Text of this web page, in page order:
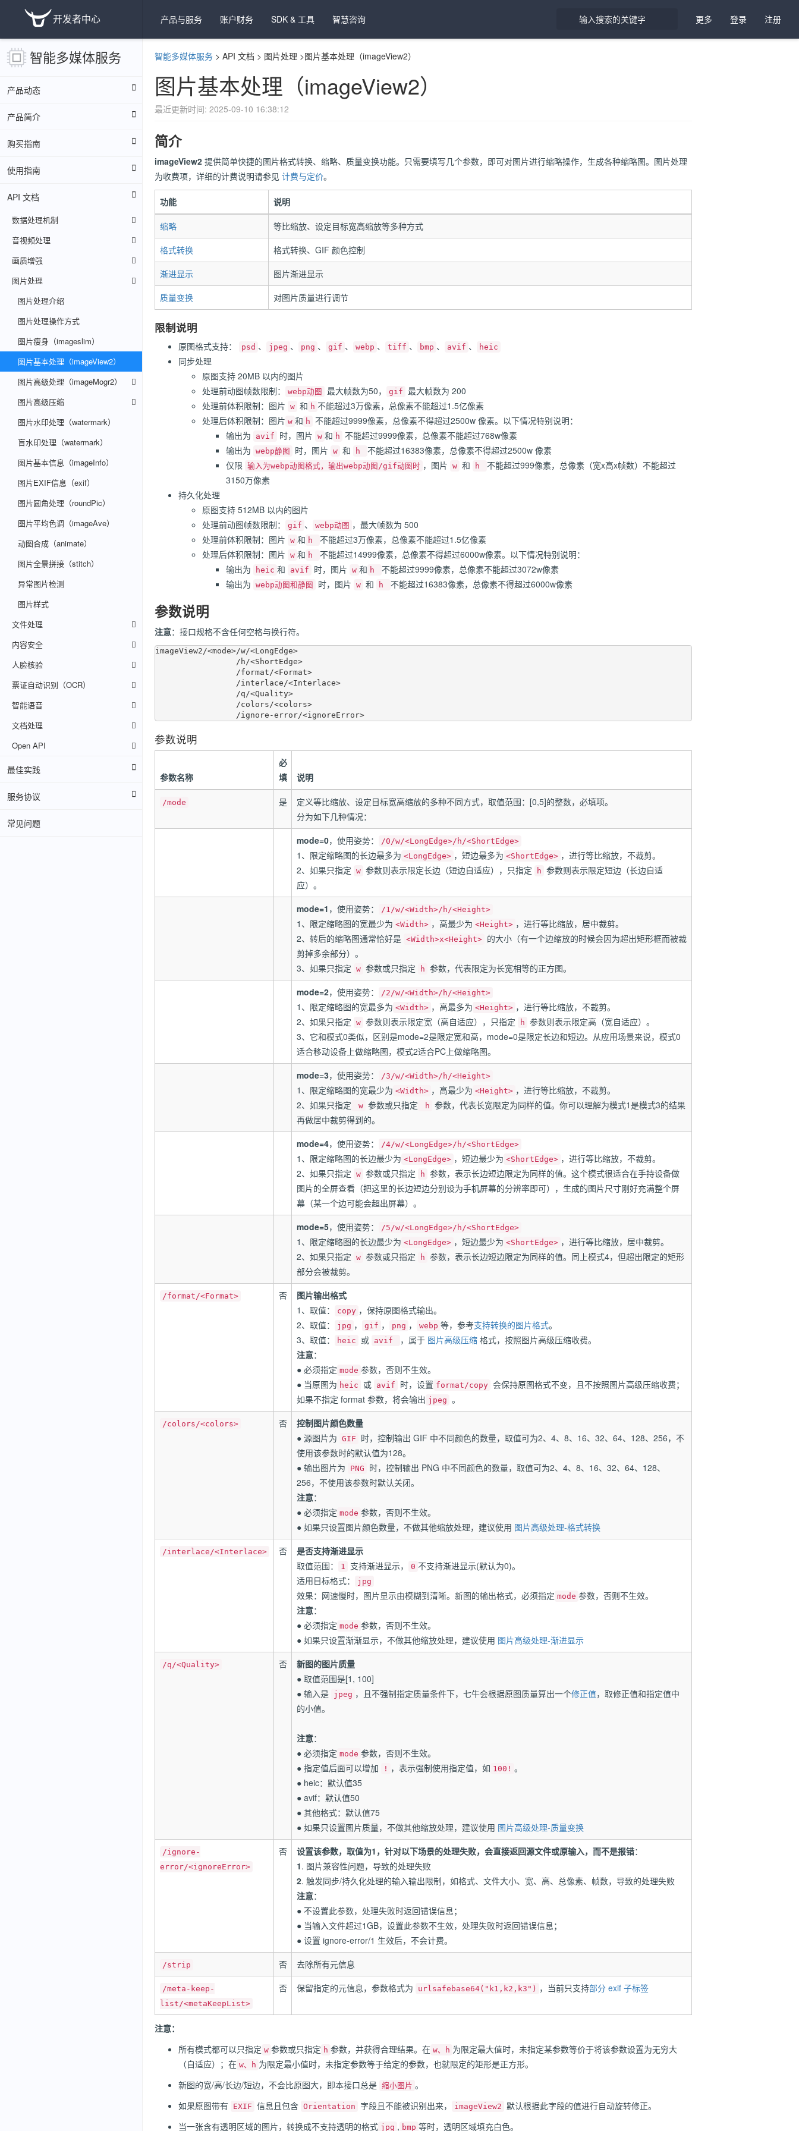
开发者中心 产品与服务 账户财务 SDK & 工具 智慧咨询 更多 登录 注册
智能多媒体服务
产品动态
产品简介
购买指南
使用指南
API 文档
数据处理机制
音视频处理
画质增强
图片处理
图片处理介绍
图片处理操作方式
图片瘦身（imageslim）
图片基本处理（imageView2）
图片高级处理（imageMogr2）
图片高级压缩
图片水印处理（watermark）
盲水印处理（watermark）
图片基本信息（imageInfo）
图片EXIF信息（exif）
图片圆角处理（roundPic）
图片平均色调（imageAve）
动图合成（animate）
图片全景拼接（stitch）
异常图片检测
图片样式
文件处理
内容安全
人脸核验
票证自动识别（OCR）
智能语音
文档处理
Open API
最佳实践
服务协议
常见问题
智能多媒体服务 > API 文档 > 图片处理 >图片基本处理（imageView2）
图片基本处理（imageView2）
最近更新时间: 2025-09-10 16:38:12
简介
imageView2 提供简单快捷的图片格式转换、缩略、质量变换功能。只需要填写几个参数，即可对图片进行缩略操作，生成各种缩略图。图片处理
为收费项，详细的计费说明请参见 计费与定价。
功能 说明
缩略
等比缩放、设定目标宽高缩放等多种方式
格式转换
格式转换、GIF 颜色控制
渐进显示
图片渐进显示
质量变换
对图片质量进行调节
限制说明
原图格式支持： psd 、 jpeg 、 png 、 gif 、 webp 、 tiff 、 bmp 、 avif 、 heic
同步处理
原图支持 20MB 以内的图片
处理前动图帧数限制：
webp动图 最大帧数为50， gif 最大帧数为 200
处理前体积限制：图片 w 和 h 不能超过3万像素，总像素不能超过1.5亿像素
处理后体积限制：图片 w 和 h 不能超过9999像素，总像素不得超过2500w 像素。以下情况特别说明：
输出为
avif 时，图片 w 和 h 不能超过9999像素，总像素不能超过768w像素
输出为 webp静图 时，图片 w 和 h
不能超过16383像素，总像素不得超过2500w 像素
仅限 输入为webp动图格式，输出webp动图/gif动图时 ，图片 w 和 h
不能超过999像素，总像素（宽x高x帧数）不能超过
3150万像素
持久化处理
原图支持 512MB 以内的图片
处理前动图帧数限制：
gif 、 webp动图 ，最大帧数为 500
处理前体积限制：图片 w 和 h
不能超过3万像素，总像素不能超过1.5亿像素
处理后体积限制：图片 w 和 h
不能超过14999像素，总像素不得超过6000w像素。以下情况特别说明：
输出为
heic 和 avif 时，图片 w 和 h
不能超过9999像素，总像素不能超过3072w像素
输出为 webp动图和静图 时，图片 w 和 h 不能超过16383像素，总像素不得超过6000w像素
参数说明
注意：接口规格不含任何空格与换行符。
imageView2/<mode>/w/<LongEdge>
参数说明
参数名称
必
填
说明
/mode 是
定义等比缩放、设定目标宽高缩放的多种不同方式，取值范围：[0,5]的整数，必填项。
分为如下几种情况：
mode=0，使用姿势： /0/w/<LongEdge>/h/<ShortEdge>
1、限定缩略图的长边最多为 <LongEdge> ，短边最多为 <ShortEdge> ，进行等比缩放，不裁剪。
2、如果只指定 w 参数则表示限定长边（短边自适应），只指定 h 参数则表示限定短边（长边自适
应）。
mode=1 ，使用姿势： /1/w/<Width>/h/<Height>
1、限定缩略图的宽最少为 <Width> ，高最少为 <Height> ，进行等比缩放，居中裁剪。
2、转后的缩略图通常恰好是 <Width>x<Height>
的大小（有一个边缩放的时候会因为超出矩形框而被裁
剪掉多余部分）。
3、如果只指定 w 参数或只指定 h 参数，代表限定为长宽相等的正方图。
mode=2，使用姿势： /2/w/<Width>/h/<Height>
1、限定缩略图的宽最多为 <Width> ，高最多为 <Height> ，进行等比缩放，不裁剪。
2、如果只指定 w 参数则表示限定宽（高自适应），只指定 h 参数则表示限定高（宽自适应）。
3、它和模式0类似，区别是mode=2是限定宽和高，mode=0是限定长边和短边。从应用场景来说，模式0
适合移动设备上做缩略图，模式2适合PC上做缩略图。
mode=3，使用姿势： /3/w/<Width>/h/<Height>
1、限定缩略图的宽最少为 <Width> ，高最少为 <Height> ，进行等比缩放，不裁剪。
2、如果只指定
w 参数或只指定 h 参数，代表长宽限定为同样的值。你可以理解为模式1是模式3的结果
再做居中裁剪得到的。
mode=4，使用姿势： /4/w/<LongEdge>/h/<ShortEdge>
1、限定缩略图的长边最少为 <LongEdge> ，短边最少为 <ShortEdge> ，进行等比缩放，不裁剪。
2、如果只指定 w 参数或只指定 h 参数，表示长边短边限定为同样的值。这个模式很适合在手持设备做
图片的全屏查看（把这里的长边短边分别设为手机屏幕的分辨率即可），生成的图片尺寸刚好充满整个屏
幕（某一个边可能会超出屏幕）。
mode=5，使用姿势： /5/w/<LongEdge>/h/<ShortEdge>
1、限定缩略图的长边最少为 <LongEdge> ，短边最少为 <ShortEdge> ，进行等比缩放，居中裁剪。
2、如果只指定 w 参数或只指定 h 参数，表示长边短边限定为同样的值。同上模式4，但超出限定的矩形
部分会被裁剪。
/format/<Format> 否
图片输出格式
1、取值：
copy ，保持原图格式输出。
2、取值：
jpg ， gif ， png ， webp 等，参考支持转换的图片格式。
3、取值：
heic 或 avif ，属于 图片高级压缩格式，按照图片高级压缩收费。
注意：
● 必须指定 mode 参数，否则不生效。
● 当原图为 heic 或 avif 时，设置 format/copy 会保持原图格式不变，且不按照图片高级压缩收费；
如果不指定 format 参数，将会输出 jpeg 。
/colors/<colors> 否
控制图片颜色数量
● 源图片为 GIF
时，控制输出 GIF 中不同颜色的数量，取值可为2、4、8、16、32、64、128、256，不
使用该参数时的默认值为128。
● 输出图片为
PNG
时，控制输出 PNG 中不同颜色的数量，取值可为2、4、8、16、32、64、128、
256，不使用该参数时默认关闭。
注意：
● 必须指定 mode 参数，否则不生效。
● 如果只设置图片颜色数量，不做其他缩放处理，建议使用 图片高级处理-格式转换
/interlace/<Interlace> 否
是否支持渐进显示
取值范围：
1 支持渐进显示， 0 不支持渐进显示(默认为0)。
适用目标格式：
jpg
效果：网速慢时，图片显示由模糊到清晰。新图的输出格式，必须指定 mode 参数，否则不生效。
注意：
● 必须指定 mode 参数，否则不生效。
● 如果只设置渐渐显示，不做其他缩放处理，建议使用 图片高级处理-渐进显示
/q/<Quality> 否
新图的图片质量
● 取值范围是[1, 100]
● 输入是 jpeg ，且不强制指定质量条件下，七牛会根据原图质量算出一个修正值，取修正值和指定值中
的小值。
注意：
● 必须指定 mode 参数，否则不生效。
● 指定值后面可以增加
! ，表示强制使用指定值，如 100! 。
● heic：默认值35
● avif：默认值50
● 其他格式：默认值75
● 如果只设置图片质量，不做其他缩放处理，建议使用 图片高级处理-质量变换
/ignore-
error/<ignoreError>
否 设置该参数，取值为1，针对以下场景的处理失败，会直接返回源文件或原输入，而不是报错：
1. 图片兼容性问题，导致的处理失败
2. 触发同步/持久化处理的输入输出限制，如格式、文件大小、宽、高、总像素、帧数，导致的处理失败
注意：
● 不设置此参数，处理失败时返回错误信息；
● 当输入文件超过1GB，设置此参数不生效，处理失败时返回错误信息；
● 设置 ignore-error/1 生效后，不会计费。
/strip 否 去除所有元信息
/meta-keep-
list/<metaKeepList>
否 保留指定的元信息，参数格式为 urlsafebase64("k1,k2,k3") ，当前只支持部分 exif 子标签
注意：
所有模式都可以只指定 w 参数或只指定 h 参数，并获得合理结果。在 w、h 为限定最大值时，未指定某参数等价于将该参数设置为无穷大
（自适应）；在 w、h 为限定最小值时，未指定参数等于给定的参数，也就限定的矩形是正方形。
新图的宽/高/长边/短边，不会比原图大，即本接口总是 缩小图片 。
如果原图带有 EXIF 信息且包含 Orientation 字段且不能被识别出来， imageView2 默认根据此字段的值进行自动旋转修正。
当一张含有透明区域的图片，转换成不支持透明的格式 jpg , bmp 等时，透明区域填充白色。